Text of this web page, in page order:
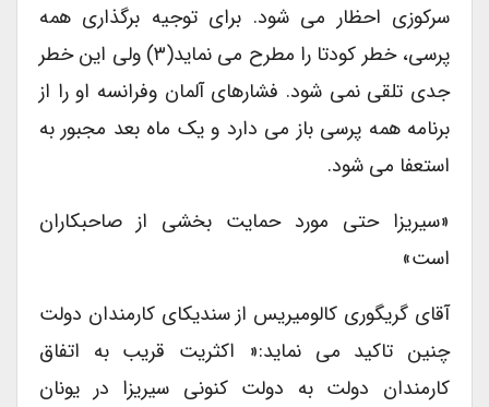
سرکوزی احظار می شود. برای توجیه برگذاری همه
پرسی، خطر کودتا را مطرح می نماید(۳) ولی این خطر
جدی تلقی نمی شود. فشارهای آلمان وفرانسه او را از
برنامه همه پرسی باز می دارد و یک ماه بعد مجبور به
استعفا می شود.
«سیریزا حتی مورد حمایت بخشی از صاحبکاران
است»
آقای گریگوری کالومیریس از سندیکای کارمندان دولت
چنین تاکید می نماید:« اکثریت قریب به اتفاق
کارمندان دولت به دولت کنونی سیریزا در یونان